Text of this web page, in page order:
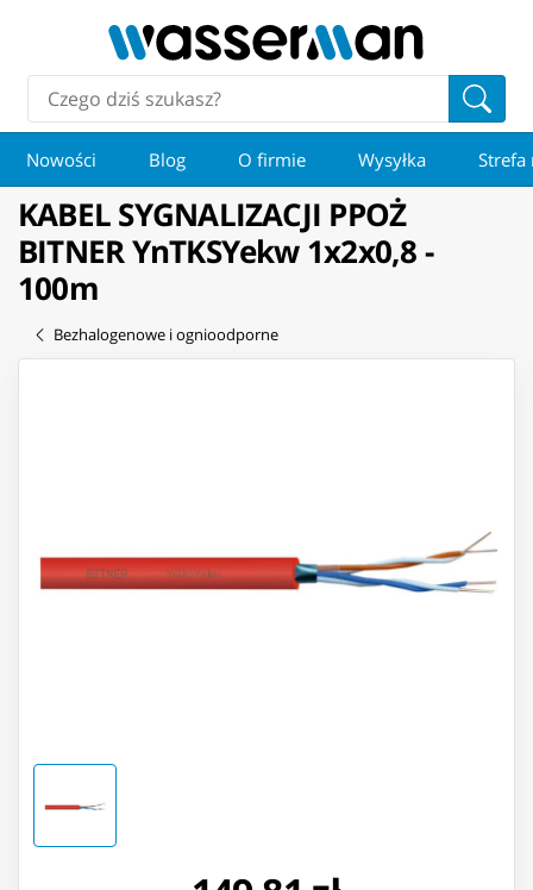
Nowości Blog O firmie Wysyłka Strefa
KABEL SYGNALIZACJI PPOŻ
BITNER YnTKSYekw 1x2x0,8 -
100m
Bezhalogenowe i ognioodporne